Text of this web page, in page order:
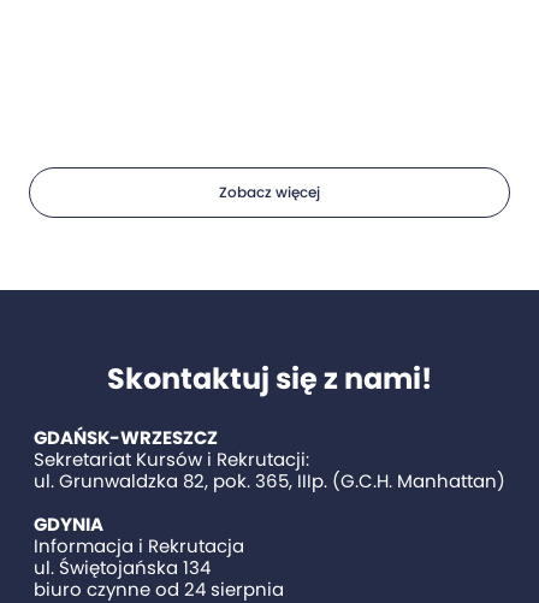
Zobacz więcej
Skontaktuj się z nami!
GDAŃSK-WRZESZCZ
Sekretariat Kursów i Rekrutacji:
ul. Grunwaldzka 82, pok. 365, IIIp. (G.C.H. Manhattan)
GDYNIA
Informacja i Rekrutacja
ul. Świętojańska 134
biuro czynne od 24 sierpnia